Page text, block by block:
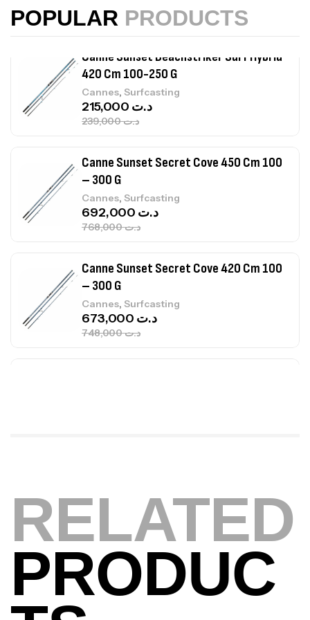
POPULAR PRODUCTS
د.ت367,000
Canne Sunset Beachstriker Surf Hybrid
420 Cm 100-250 G
Cannes, Surfcasting
د.ت239,000
د.ت
Canne Sunset Secret Cove 450 Cm 100
– 300 G
Cannes, Surfcasting
د.ت768,000
د.ت
Canne Sunset Secret Cove 420 Cm 100
– 300 G
Cannes, Surfcasting
د.ت748,000
د.ت
Expanded
Bagagerie,Surfcasting
د.ت420,000
Volant 3 Branches Inox T26S/35
Accastillage bateau
RELATED
PRODUC